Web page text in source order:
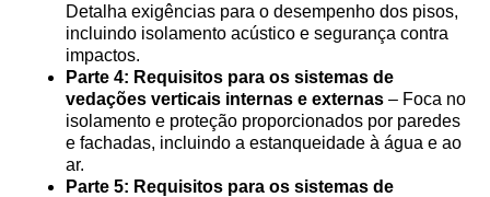
Detalha exigências para o desempenho dos pisos,
incluindo isolamento acústico e segurança contra
impactos.
Parte 4: Requisitos para os sistemas de
vedações verticais internas e externas – Foca no
isolamento e proteção proporcionados por paredes
e fachadas, incluindo a estanqueidade à água e ao
ar.
Parte 5: Requisitos para os sistemas de